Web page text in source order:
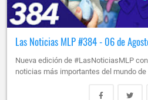
Las Noticias MLP #384 - 06 de
Nueva edición de #LasNoticiasMLP
noticias más importantes del mundo de